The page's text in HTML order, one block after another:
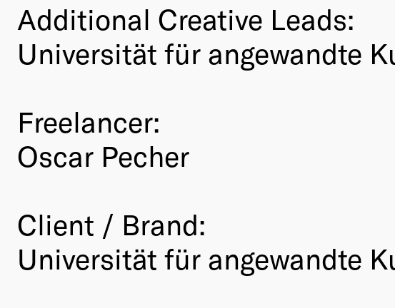
Additional Creative Leads:
Universität für angewandte
Freelancer:
Oscar Pecher
Client / Brand:
Universität für angewandte